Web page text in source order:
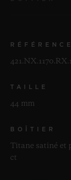
RÉFÉRENCE
TAILLE
44 mm
BOÎTIER
Titane satiné et
ct